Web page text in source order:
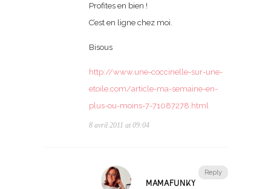
Profites en bien !
C’est en ligne chez moi.
Bisous
http://www.une-coccinelle-sur-une-
etoile.com/article-ma-semaine-en-
plus-ou-moins-7-71087278.html
8 avril 2011 at 09:04
Reply
MAMAFUNKY